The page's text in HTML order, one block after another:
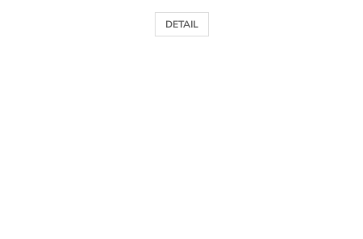
DETAIL